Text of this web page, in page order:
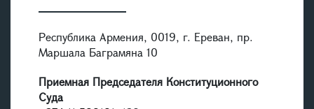
Республика Армения, 0019, г. Ереван, пр.
Маршала Баграмяна 10
Приемная Председателя Конституционного
Суда